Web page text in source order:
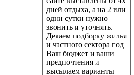
дней отдыха, а на 2 или
одни сутки нужно
звонить и уточнять.
Делаем подборку жилья
и частного сектора под
Ваш бюджет и ваши
предпочтения и
высылаем варианты